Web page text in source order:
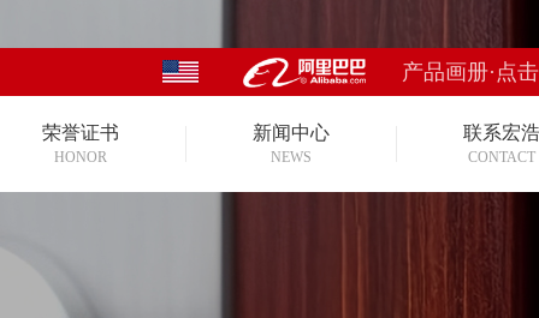
产品画册·点
荣誉证书
HONOR
新闻中心
NEWS
联系宏浩
CONTACT